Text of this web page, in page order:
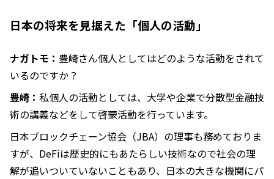
日本の将来を見据えた「個人の活動」
ナガトモ： 豊崎さん個人としてはどのような活動をされて
いるのですか？
豊崎： 私個人の活動としては、大学や企業で分散型金融技
術の講義などをして啓蒙活動を行っています。
日本ブロックチェーン協会（JBA）の理事も務めておりま
すが、DeFiは歴史的にもあたらしい技術なので社会の理
解が追いついていないこともあり、日本の大きな機関にパ